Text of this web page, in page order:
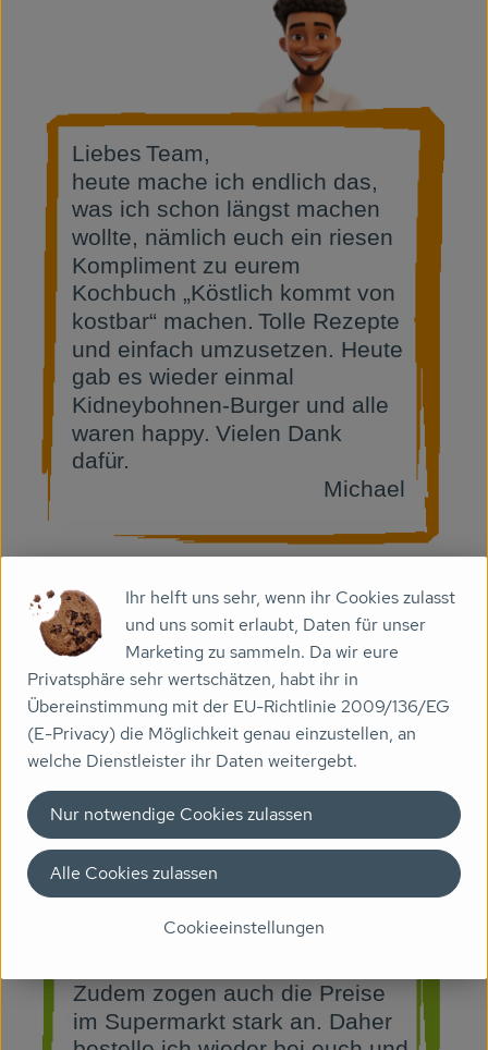
Ihr helft uns sehr, wenn ihr Cookies zulasst
und uns somit erlaubt, Daten für unser
Marketing zu sammeln. Da wir eure
Privatsphäre sehr wertschätzen, habt ihr in
Übereinstimmung mit der EU-Richtlinie 2009/136/EG
(E-Privacy) die Möglichkeit genau einzustellen, an
welche Dienstleister ihr Daten weitergebt.
Cookieeinstellungen
Nur notwendige Cookies zulassen
Alle Cookies zulassen